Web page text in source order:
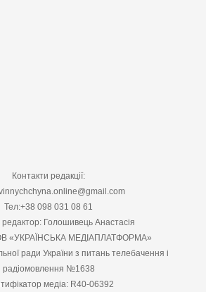
Контакти редакції:
Тел:+38 098 031 08 61
Голошивець Анастасія
«УКРАЇНСЬКА МЕДІАПЛАТФОРМА»
ради України з питань телебачення і
радіомовлення №1638
медіа: R40-06392